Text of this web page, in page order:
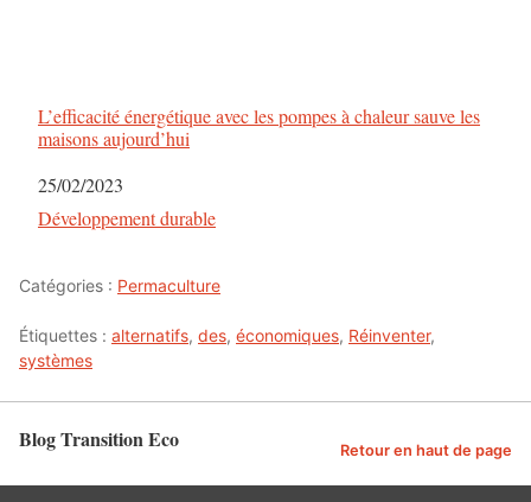
L’efficacité énergétique avec les pompes à chaleur sauve les
maisons aujourd’hui
Date
25/02/2023
Par rapport à
Développement durable
Catégories : Permaculture
Étiquettes : alternatifs, des, économiques, Réinventer,
systèmes
Blog Transition Eco Retour en haut de page